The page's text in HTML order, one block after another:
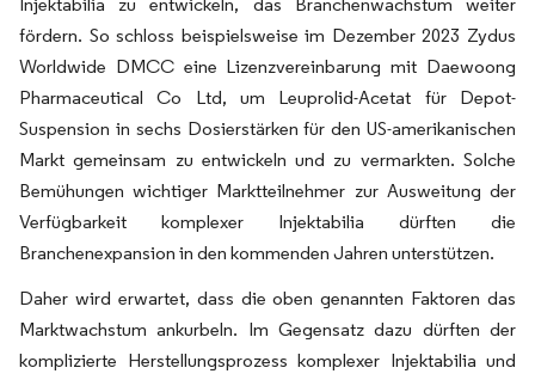
fördern. So schloss beispielsweise im Dezember 2023 Zydus
Worldwide DMCC eine Lizenzvereinbarung mit Daewoong
Pharmaceutical Co Ltd, um Leuprolid-Acetat für Depot-
Suspension in sechs Dosierstärken für den US-amerikanischen
Markt gemeinsam zu entwickeln und zu vermarkten. Solche
Bemühungen wichtiger Marktteilnehmer zur Ausweitung der
Verfügbarkeit komplexer Injektabilia dürften die
Branchenexpansion in den kommenden Jahren unterstützen.
Daher wird erwartet, dass die oben genannten Faktoren das
Marktwachstum ankurbeln. Im Gegensatz dazu dürften der
komplizierte Herstellungsprozess komplexer Injektabilia und